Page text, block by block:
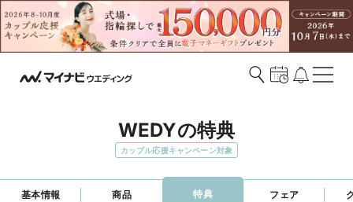
WEDYの特典
カップル応援キャンペーン対象
基本情報 商品 特典 フェア